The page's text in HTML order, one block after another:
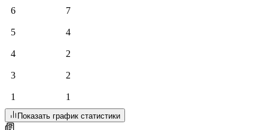
6 7
5 4
4 2
3 2
1 1
Показать график статистики